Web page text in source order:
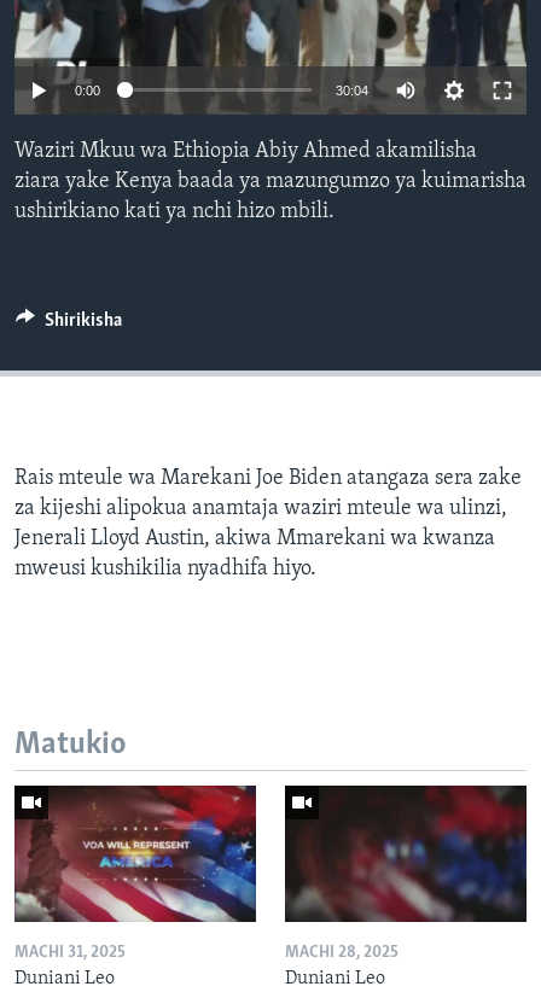
0:00 30:04
Waziri Mkuu wa Ethiopia Abiy Ahmed akamilisha
ziara yake Kenya baada ya mazungumzo ya kuimarisha
ushirikiano kati ya nchi hizo mbili.
Shirikisha
Rais mteule wa Marekani Joe Biden atangaza sera zake
za kijeshi alipokua anamtaja waziri mteule wa ulinzi,
Jenerali Lloyd Austin, akiwa Mmarekani wa kwanza
mweusi kushikilia nyadhifa hiyo.
Matukio
MACHI 31, 2025
Duniani Leo
MACHI 28, 2025
Duniani Leo